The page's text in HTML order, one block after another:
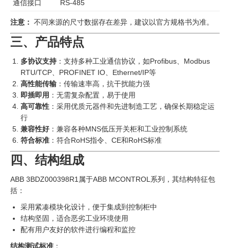
通信接口 RS-485
注意： 不同来源的尺寸数据存在差异，建议以官方规格书为准。
三、产品特点
多协议支持 ：支持多种工业通信协议，如Profibus、Modbus
RTU/TCP、PROFINET IO、Ethernet/IP等
高性能传输 ：传输速率高，抗干扰能力强
即插即用 ：无需复杂配置，易于使用
高可靠性 ：采用优质元器件和先进制造工艺，确保长期稳定运
行
兼容性好 ：兼容各种MNS低压开关柜和工业控制系统
符合标准 ：符合RoHS指令、CE和RoHS标准
四、结构组成
ABB 3BDZ000398R1属于ABB MCONTROL系列，其结构特征包
括：
采用紧凑模块化设计，便于集成到控制柜中
结构坚固，适合恶劣工业环境使用
配有用户友好的软件进行编程和监控
结构测试标准 ：